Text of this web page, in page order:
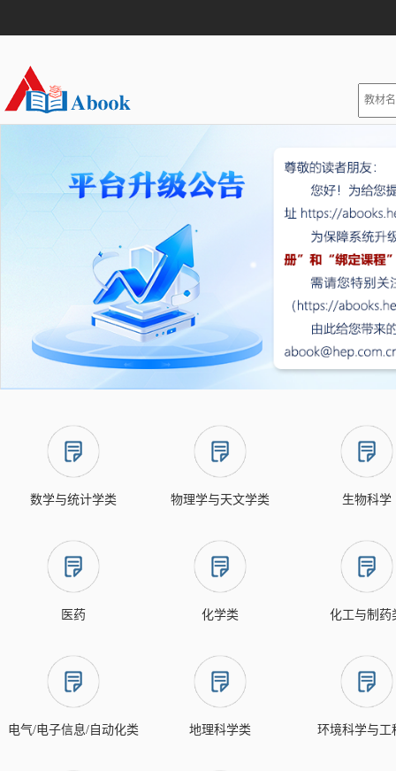
数学与统计学类 物理学与天文学类 生物科学
医药 化学类 化工与制药
电气/电子信息/自动化类 地理科学类 环境科学与工